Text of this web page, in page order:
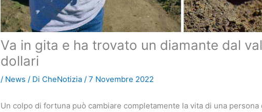
Va in gita e ha trovato un diamante dal
dollari
/ News / Di CheNotizia / 7 Novembre 2022
Un colpo di fortuna può cambiare completamente la vita di una